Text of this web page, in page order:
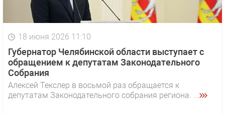
18 июня 2026 11:10
Губернатор Челябинской области выступает с
обращением к депутатам Законодательного
Собрания
Алексей Текслер в восьмой раз обращается к
депутатам Законодательного собрания региона. ...